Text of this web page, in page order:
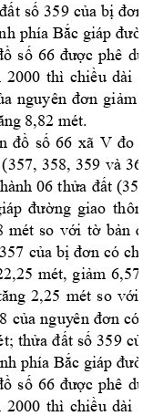
đất số 359 của bị đơn
phía Bắc giáp
số 66 được phê duy
2000 thì chiều dài
nguyên đơn giảm
8,82 mét.
đồ số 66 xã V đo
(357, 358, 359 và
06 thửa đất
đường giao
mét so với tờ bản
357 của bị đơn có
mét, giảm 6,57
2,25 mét so với
của nguyên đơn có
; thửa đất số 359 của
phía Bắc giáp
số 66 được phê
2000 thì chiều dài